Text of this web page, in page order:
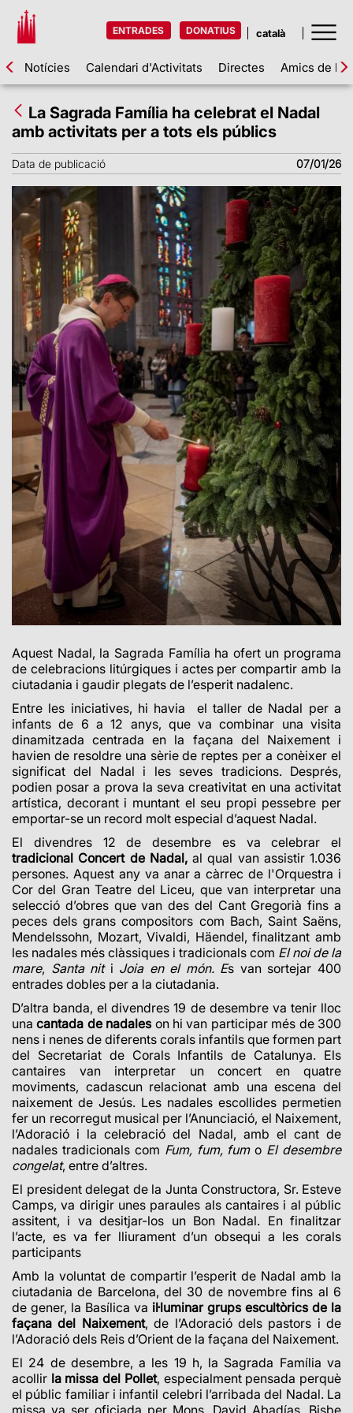
ENTRADES DONATIUS
Notícies Calendari d'Activitats Directes Amics de la
La Sagrada Família ha celebrat el Nadal
amb activitats per a tots els públics
Data de publicació 07/01/26
Aquest Nadal, la Sagrada Família ha ofert un programa
de celebracions litúrgiques i actes per compartir amb la
ciutadania i gaudir plegats de l’esperit nadalenc.
Entre les iniciatives, hi havia el taller de Nadal per a
infants de 6 a 12 anys, que va combinar una visita
dinamitzada centrada en la façana del Naixement i
havien de resoldre una sèrie de reptes per a conèixer el
significat del Nadal i les seves tradicions. Després,
podien posar a prova la seva creativitat en una activitat
artística, decorant i muntant el seu propi pessebre per
emportar-se un record molt especial d’aquest Nadal.
El divendres 12 de desembre es va celebrar el
tradicional Concert de Nadal,al qual van assistir 1.036
persones. Aquest any va anar a càrrec de l'Orquestra i
Cor del Gran Teatre del Liceu, que van interpretar una
selecció d’obres que van des del Cant Gregorià fins a
peces dels grans compositors com Bach, Saint Saëns,
Mendelssohn, Mozart, Vivaldi, Häendel, finalitzant amb
les nadales més clàssiques i tradicionals com El noi de la
mare, Santa nit i Joia en el món. Es van sortejar 400
entrades dobles per a la ciutadania.
D’altra banda, el divendres 19 de desembre va tenir lloc
unacantada de nadaleson hi van participar més de 300
nens i nenes de diferents corals infantils que formen part
del Secretariat de Corals Infantils de Catalunya. Els
cantaires van interpretar un concert en quatre
moviments, cadascun relacionat amb una escena del
naixement de Jesús. Les nadales escollides permetien
fer un recorregut musical per l’Anunciació, el Naixement,
l’Adoració i la celebració del Nadal, amb el cant de
nadales tradicionals com Fum, fum, fumo El desembre
congelat, entre d’altres.
El president delegat de la Junta Constructora, Sr. Esteve
Camps, va dirigir unes paraules als cantaires i al públic
assitent, i va desitjar-los un Bon Nadal. En finalitzar
l’acte, es va fer lliurament d’un obsequi a les corals
participants
Amb la voluntat de compartir l’esperit de Nadal amb la
ciutadania de Barcelona, del 30 de novembre fins al 6
de gener, la Basílica va il·luminar grups escultòrics de la
façana del Naixement, de l’Adoració dels pastors i de
l’Adoració dels Reis d’Orient de la façana del Naixement.
El 24 de desembre, a les 19 h, la Sagrada Família va
acollir la missa del Pollet, especialment pensada perquè
el públic familiar i infantil celebri l’arribada del Nadal. La